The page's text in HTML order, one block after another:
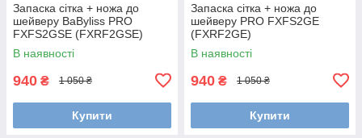
Запаска сітка + ножа до
шейверу BaByliss PRO
FXFS2GSE (FXRF2GSE)
В наявності
940 ₴ 1 050 ₴
Купити
Запаска сітка + ножа до
шейверу PRO FXFS2GE
(FXRF2GE)
В наявності
940 ₴ 1 050 ₴
Купити